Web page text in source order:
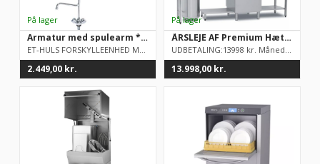
Armatur med spulearm **BESTSELLER** til storkøkkenbrug fra italienske Monolith
2.449,00 kr.
ÅRSLEJE AF Premium Hætteopvasker med Heat recovery. Udbetaling 13998 kr. / mdr. leje 898 kr.
13.998,00 kr.